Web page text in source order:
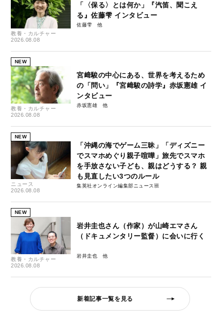
教養・カルチャー
2026.08.08
「〈保る〉とは何か」『汽笛、聞こえ
る』佐藤雫 インタビュー
佐藤雫
NEW
教養・カルチャー
2026.08.08
宮﨑駿の中心にある、世界を考えるため
の「問い」『宮﨑駿の詩学』赤坂憲雄 イ
ンタビュー
赤坂憲雄
NEW
ニュース
2026.08.08
「沖縄の海でゲーム三昧」「ディズニー
でスマホめぐり親子喧嘩」旅先でスマホ
を手放さない子ども、親はどうする？ 親
も見直したい3つのルール
集英社オンライン編集部ニュース班
NEW
教養・カルチャー
2026.08.08
岩井圭也さん（作家）が山崎エマさん
（ドキュメンタリー監督）に会いに行く
岩井圭也
新着記事一覧を見る